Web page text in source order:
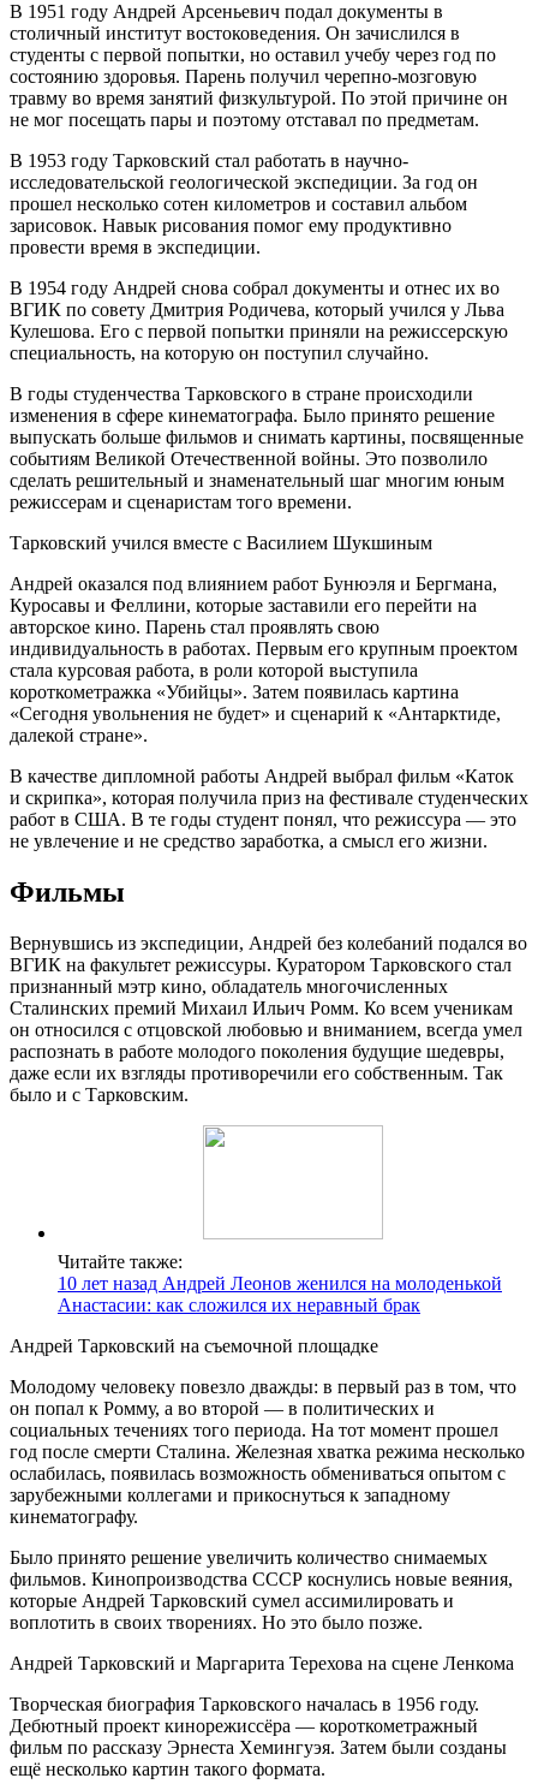
В 1951 году Андрей Арсеньевич подал документы в
столичный институт востоковедения. Он зачислился в
студенты с первой попытки, но оставил учебу через год по
состоянию здоровья. Парень получил черепно-мозговую
травму во время занятий физкультурой. По этой причине он
не мог посещать пары и поэтому отставал по предметам.
В 1953 году Тарковский стал работать в научно-
исследовательской геологической экспедиции. За год он
прошел несколько сотен километров и составил альбом
зарисовок. Навык рисования помог ему продуктивно
провести время в экспедиции.
В 1954 году Андрей снова собрал документы и отнес их во
ВГИК по совету Дмитрия Родичева, который учился у Льва
Кулешова. Его с первой попытки приняли на режиссерскую
специальность, на которую он поступил случайно.
В годы студенчества Тарковского в стране происходили
изменения в сфере кинематографа. Было принято решение
выпускать больше фильмов и снимать картины, посвященные
событиям Великой Отечественной войны. Это позволило
сделать решительный и знаменательный шаг многим юным
режиссерам и сценаристам того времени.
Тарковский учился вместе с Василием Шукшиным
Андрей оказался под влиянием работ Бунюэля и Бергмана,
Куросавы и Феллини, которые заставили его перейти на
авторское кино. Парень стал проявлять свою
индивидуальность в работах. Первым его крупным проектом
стала курсовая работа, в роли которой выступила
короткометражка «Убийцы». Затем появилась картина
«Сегодня увольнения не будет» и сценарий к «Антарктиде,
далекой стране».
В качестве дипломной работы Андрей выбрал фильм «Каток
и скрипка», которая получила приз на фестивале студенческих
работ в США. В те годы студент понял, что режиссура — это
не увлечение и не средство заработка, а смысл его жизни.
Фильмы
Вернувшись из экспедиции, Андрей без колебаний подался во
ВГИК на факультет режиссуры. Куратором Тарковского стал
признанный мэтр кино, обладатель многочисленных
Сталинских премий Михаил Ильич Ромм. Ко всем ученикам
он относился с отцовской любовью и вниманием, всегда умел
распознать в работе молодого поколения будущие шедевры,
даже если их взгляды противоречили его собственным. Так
было и с Тарковским.
Читайте также:
10 лет назад Андрей Леонов женился на молоденькой
Анастасии: как сложился их неравный брак
Андрей Тарковский на съемочной площадке
Молодому человеку повезло дважды: в первый раз в том, что
он попал к Ромму, а во второй — в политических и
социальных течениях того периода. На тот момент прошел
год после смерти Сталина. Железная хватка режима несколько
ослабилась, появилась возможность обмениваться опытом с
зарубежными коллегами и прикоснуться к западному
кинематографу.
Было принято решение увеличить количество снимаемых
фильмов. Кинопроизводства СССР коснулись новые веяния,
которые Андрей Тарковский сумел ассимилировать и
воплотить в своих творениях. Но это было позже.
Андрей Тарковский и Маргарита Терехова на сцене Ленкома
Творческая биография Тарковского началась в 1956 году.
Дебютный проект кинорежиссёра — короткометражный
фильм по рассказу Эрнеста Хемингуэя. Затем были созданы
ещё несколько картин такого формата.